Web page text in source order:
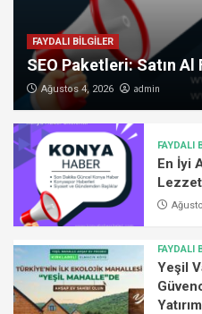
FAYDALI BİLGİLER
SEO Paketleri: Satın Al
Ağustos 4, 2026 admin
FAYDALI
En İyi
FAYDALI
Yeşil